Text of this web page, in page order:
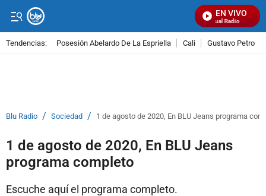
EN VIVO
Señal Visual Radio
Tendencias: Posesión Abelardo De La Espriella Cali Gustavo Petro
Blu Radio / Sociedad / 1 de agosto de 2020, En BLU Jeans programa
1 de agosto de 2020, En BLU Jeans
programa completo
Escuche aquí el programa completo.